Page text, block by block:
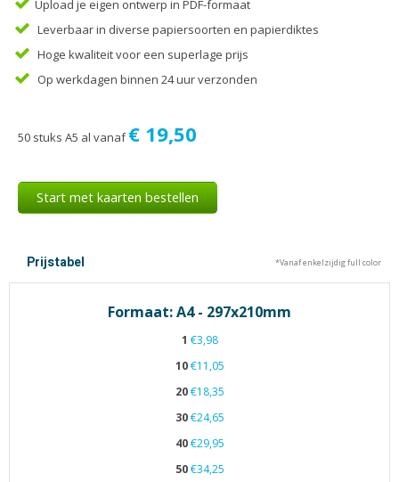
Verhuiskaarten
Verjaardagskaarten
Visitekaartjes
Upload je eigen ontwerp in PDF-formaat
Leverbaar in diverse papiersoorten en papierdiktes
Hoge kwaliteit voor een superlage prijs
Op werkdagen binnen 24 uur verzonden
50 stuks A5 al vanaf€ 19,50
Start met kaarten bestellen
Prijstabel *Vanaf enkelzijdig full color
Formaat: A4 - 297x210mm
1 €3,98
10€11,05
20€18,35
30€24,65
40€29,95
50€34,25